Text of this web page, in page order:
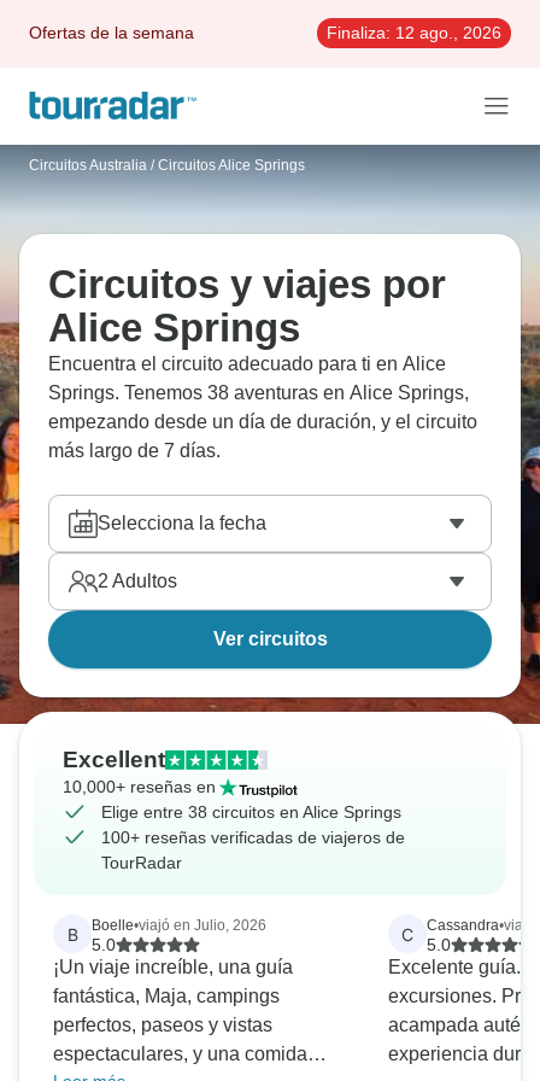
Ofertas de la semana Finaliza: 12 ago., 2026
Circuitos Australia / Circuitos Alice Springs
Circuitos y viajes por
Alice Springs
Encuentra el circuito adecuado para ti en Alice
Springs. Tenemos 38 aventuras en Alice Springs,
empezando desde un día de duración, y el circuito
más largo de 7 días.
Selecciona la fecha
2 Adultos
Ver circuitos
Excellent
10,000+ reseñas en
Elige entre 38 circuitos en Alice Springs
100+ reseñas verificadas de viajeros de
TourRadar
B Boelle•viajó en Julio, 2026
5.0
¡Un viaje increíble, una guía
fantástica, Maja, campings
perfectos, paseos y vistas
espectaculares, y una comida
C Cassandra•viajó
5.0
Excelente guía.
excursiones.
acampada
experiencia dura.